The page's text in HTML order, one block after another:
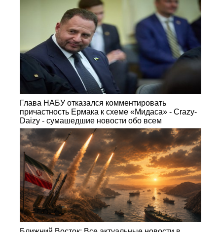
Глава НАБУ отказался комментировать
причастность Ермака к схеме «Мидаса» - Crazy-
Daizy - сумашедшие новости обо всем